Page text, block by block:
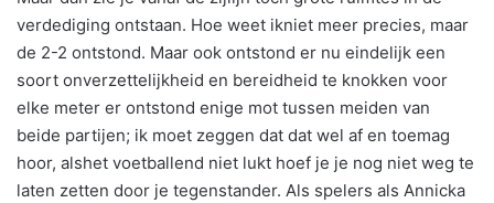
verdediging ontstaan. Hoe weet ikniet meer precies, maar
de 2-2 ontstond. Maar ook ontstond er nu eindelijk een
soort onverzettelijkheid en bereidheid te knokken voor
elke meter er ontstond enige mot tussen meiden van
beide partijen; ik moet zeggen dat dat wel af en toemag
hoor, alshet voetballend niet lukt hoef je je nog niet weg te
laten zetten door je tegenstander. Als spelers als Annicka